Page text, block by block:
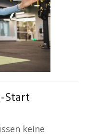
Start
keine